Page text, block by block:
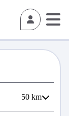
50 km